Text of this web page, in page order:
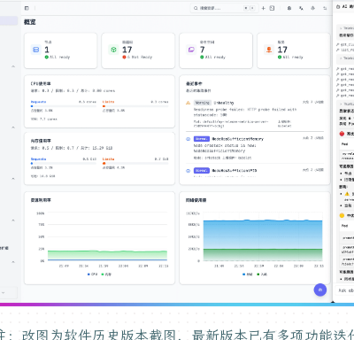
：改图为软件历史版本截图，最新版本已有多项功能迭